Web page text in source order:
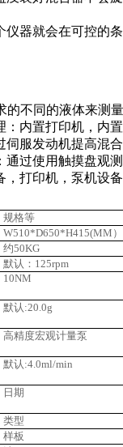
器就会在可控的条
的不同的液体来测
内置打印机，内置
服发动机提高混合
过使用触摸盘观测
，打印机，泵机设
规格等
W510*D650*H415(MM）
约50KG
默认：125rpm
10NM
默认:20.0g
高精度宏观计量泵
默认:4.0ml/min
日期
类型
样板